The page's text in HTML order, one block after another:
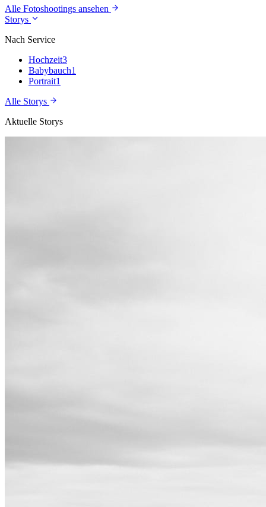
Alle Fotoshootings ansehen
Storys
Nach Service
Hochzeit3
Babybauch1
Portrait1
Alle Storys
Aktuelle Storys